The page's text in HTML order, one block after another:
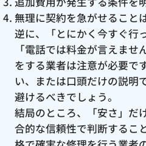
無理に契約を急がせること
逆に、「とにかく今すぐ行
「電話では料金が言えま
をする業者は注意が必要で
い、または口頭だけの説明
避けるべきでしょう。
結局のところ、「安さ」だ
合的な信頼性で判断するこ